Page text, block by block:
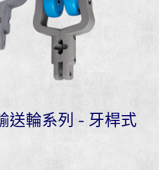
送輪系列 - 牙桿式